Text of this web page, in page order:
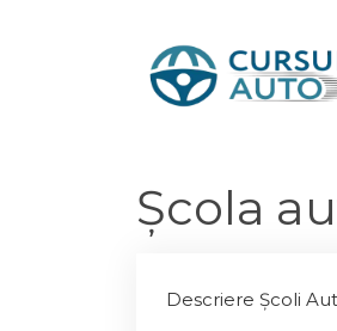
Școlа
Descriere Școli